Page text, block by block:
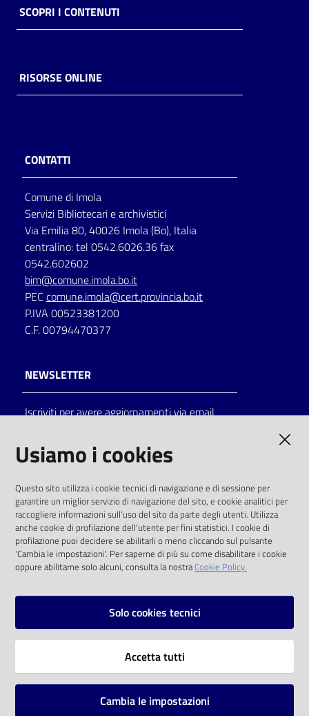
SCOPRI I CONTENUTI
RISORSE ONLINE
CONTATTI
Comune di Imola
Servizi Bibliotecari e archivistici
Via Emilia 80, 40026 Imola (Bo), Italia
centralino: tel 0542.6026.36 fax
0542.602602
bim@comune.imola.bo.it
PEC comune.imola@cert.provincia.bo.it
P.IVA 00523381200
C.F. 00794470377
NEWSLETTER
Iscriviti per avere aggiornamenti via email
solo alle condizioni previste dalla direttiva
comunitaria 2003/98/CE e dal d.lgs. 36/2006
SOCIAL
Instagram
Vai alla pagina
Usiamo i cookies
Questo sito utilizza i cookie tecnici di navigazione e di sessione per
garantire un miglior servizio di navigazione del sito, e cookie analitici per
raccogliere informazioni sull'uso del sito da parte degli utenti. Utilizza
anche cookie di profilazione dell'utente per fini statistici. I cookie di
profilazione puoi decidere se abilitarli o meno cliccando sul pulsante
'Cambia le impostazioni'. Per saperne di più su come disabilitare i cookie
oppure abilitarne solo alcuni, consulta la nostraCookie Policy.
Solo cookies tecnici
Accetta tutti
Cambia le impostazioni